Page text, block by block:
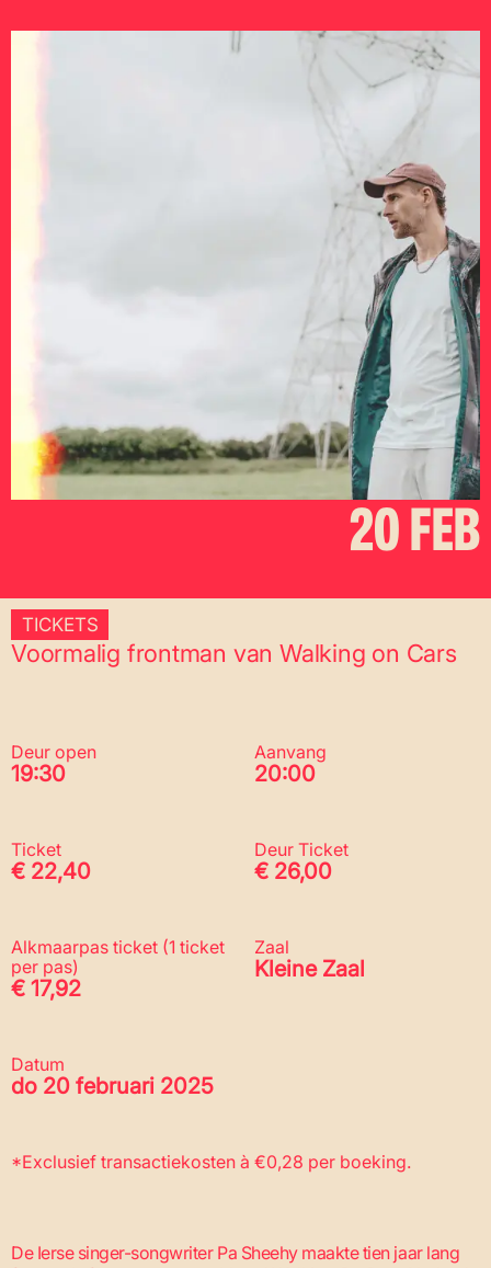
20 FEB
Voormalig frontman van Walking on Cars
TICKETS
Deur open
19:30
Aanvang
20:00
Ticket
€ 22,40
Deur Ticket
€ 26,00
Alkmaarpas ticket (1 ticket
per pas)
€ 17,92
Zaal
Kleine Zaal
Datum
do 20 februari 2025
*Exclusief transactiekosten à €0,28 per boeking.
De Ierse singer-songwriter Pa Sheehy maakte tien jaar lang